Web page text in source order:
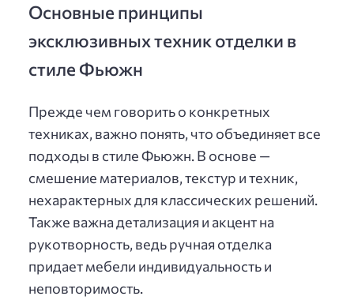
Основные принципы
эксклюзивных техник отделки в
стиле Фьюжн
Прежде чем говорить о конкретных
техниках, важно понять, что объединяет все
подходы в стиле Фьюжн. В основе —
смешение материалов, текстур и техник,
нехарактерных для классических решений.
Также важна детализация и акцент на
рукотворность, ведь ручная отделка
придает мебели индивидуальность и
неповторимость.